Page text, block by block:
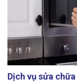
Dịch vụ sửa